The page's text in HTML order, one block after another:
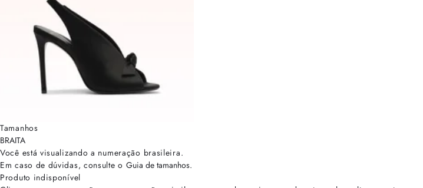
Tamanhos
BRAITA
Você está visualizando a numeração brasileira.
Em caso de dúvidas, consulte o Guia de tamanhos.
Produto indisponível